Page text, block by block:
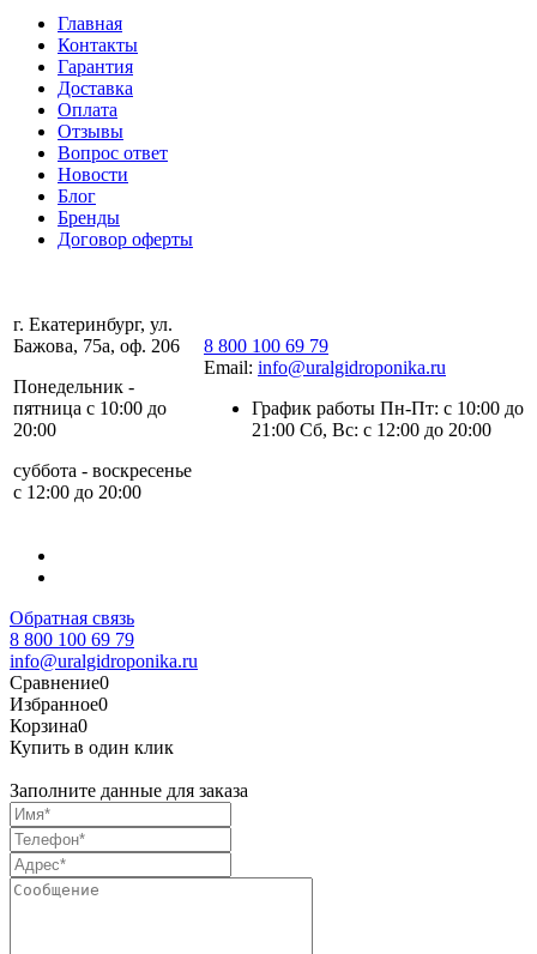
Главная
Контакты
Гарантия
Доставка
Оплата
Отзывы
Вопрос ответ
Новости
Блог
Бренды
Договор оферты
г. Екатеринбург, ул.
Бажова, 75а, оф. 206
Понедельник -
пятница с 10:00 до
20:00
суббота - воскресенье
с 12:00 до 20:00
8 800 100 69 79
Email: info@uralgidroponika.ru
График работы Пн-Пт: с 10:00 до
21:00 Сб, Вс: с 12:00 до 20:00
Обратная связь
8 800 100 69 79
info@uralgidroponika.ru
Сравнение0
Избранное0
Корзина0
Купить в один клик
Заполните данные для заказа